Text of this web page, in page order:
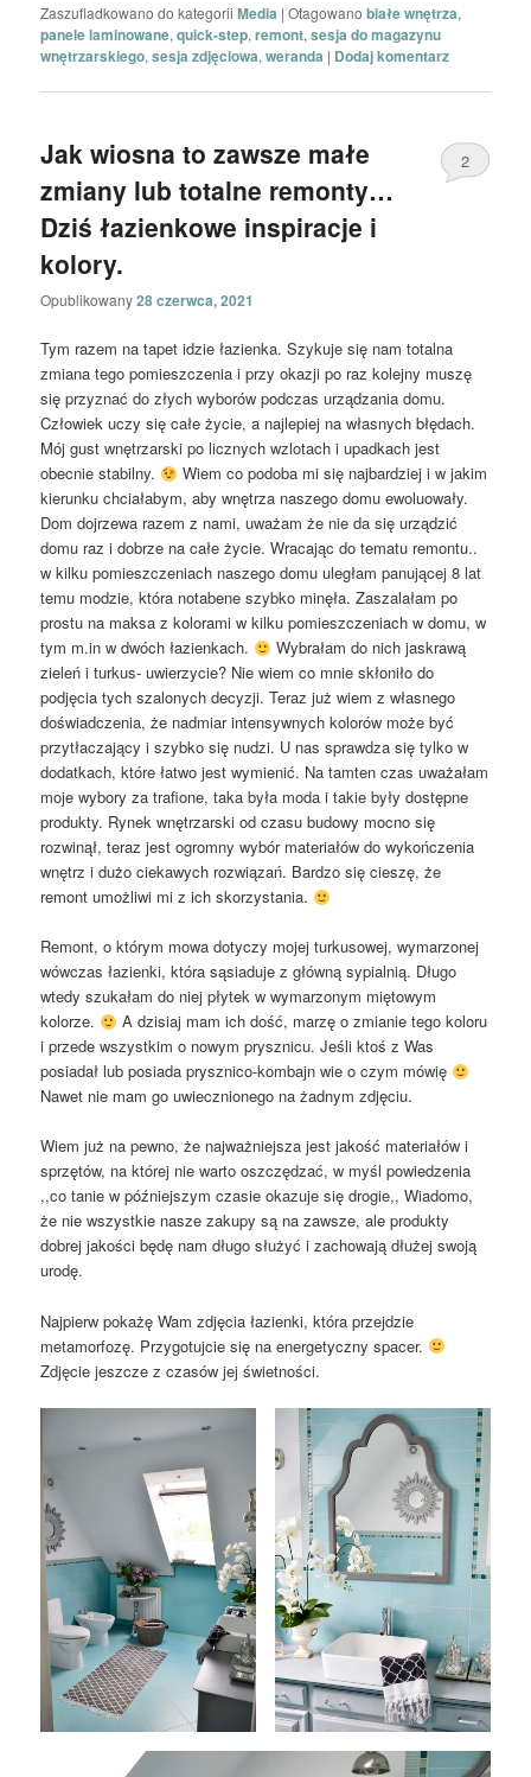
Zaszufladkowano do kategorii Media |Otagowano białe wnętrza,
panele laminowane,quick-step,remont,sesja do magazynu
wnętrzarskiego,sesja zdjęciowa,weranda | Dodaj komentarz
Jak wiosna to zawsze małe
zmiany lub totalne remonty…
Dziś łazienkowe inspiracje i
kolory.
Opublikowany28 czerwca, 2021
2
Tym razem na tapet idzie łazienka. Szykuje się nam totalna
zmiana tego pomieszczenia i przy okazji po raz kolejny muszę
się przyznać do złych wyborów podczas urządzania domu.
Człowiek uczy się całe życie, a najlepiej na własnych błędach.
Mój gust wnętrzarski po licznych wzlotach i upadkach jest
obecnie stabilny.
Wiem co podoba mi się najbardziej i w jakim
kierunku chciałabym, aby wnętrza naszego domu ewoluowały.
Dom dojrzewa razem z nami, uważam że nie da się urządzić
domu raz i dobrze na całe życie. Wracając do tematu remontu..
w kilku pomieszczeniach naszego domu uległam panującej 8 lat
temu modzie, która notabene szybko minęła. Zaszalałam po
prostu na maksa z kolorami w kilku pomieszczeniach w domu, w
tym m.in w dwóch łazienkach.
Wybrałam do nich jaskrawą
zieleń i turkus- uwierzycie? Nie wiem co mnie skłoniło do
podjęcia tych szalonych decyzji. Teraz już wiem z własnego
doświadczenia, że nadmiar intensywnych kolorów może być
przytłaczający i szybko się nudzi. U nas sprawdza się tylko w
dodatkach, które łatwo jest wymienić. Na tamten czas uważałam
moje wybory za trafione, taka była moda i takie były dostępne
produkty. Rynek wnętrzarski od czasu budowy mocno się
rozwinął, teraz jest ogromny wybór materiałów do wykończenia
wnętrz i dużo ciekawych rozwiązań. Bardzo się cieszę, że
remont umożliwi mi z ich skorzystania.
Remont, o którym mowa dotyczy mojej turkusowej, wymarzonej
wówczas łazienki, która sąsiaduje z główną sypialnią. Długo
wtedy szukałam do niej płytek w wymarzonym miętowym
kolorze.
A dzisiaj mam ich dość, marzę o zmianie tego koloru
i przede wszystkim o nowym prysznicu. Jeśli ktoś z Was
posiadał lub posiada prysznico-kombajn wie o czym mówię
Nawet nie mam go uwiecznionego na żadnym zdjęciu.
Wiem już na pewno, że najważniejsza jest jakość materiałów i
sprzętów, na której nie warto oszczędzać, w myśl powiedzenia
,,co tanie w późniejszym czasie okazuje się drogie,, Wiadomo,
że nie wszystkie nasze zakupy są na zawsze, ale produkty
dobrej jakości będę nam długo służyć i zachowają dłużej swoją
urodę.
Najpierw pokażę Wam zdjęcia łazienki, która przejdzie
metamorfozę. Przygotujcie się na energetyczny spacer.
Zdjęcie jeszcze z czasów jej świetności.